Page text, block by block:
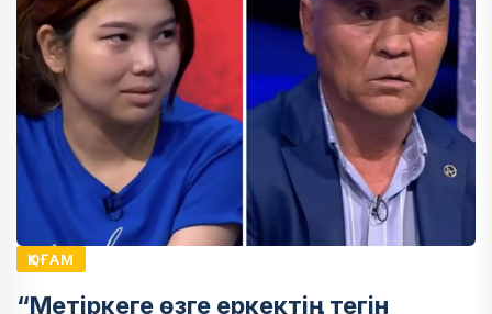
ҚОҒАМ
“Метіркеге өзге еркектің тегін